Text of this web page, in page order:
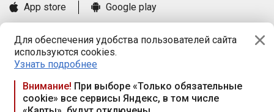
Для обеспечения удобства пользователей сайта
используются cookies.
Узнать подробнее
Внимание! При выборе «Только обязательные
cookie» все сервисы Яндекс, в том числе
App store
Google play
Книга замечаний и предложений
Правила и документы
Praca.by © 2000—2026, ООО «ПРАЦА БАЙ»
Республика Беларусь, 220114, г. Минск, пр-т Независимости
117а, пом. № 9.